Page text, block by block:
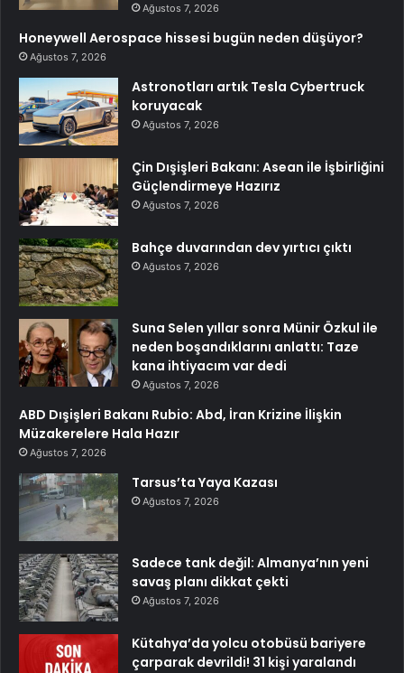
Ağustos 7, 2026
Honeywell Aerospace hissesi bugün neden düşüyor?
Ağustos 7, 2026
Astronotları artık Tesla Cybertruck
koruyacak
Ağustos 7, 2026
Çin Dışişleri Bakanı: Asean ile İşbirliğini
Güçlendirmeye Hazırız
Ağustos 7, 2026
Bahçe duvarından dev yırtıcı çıktı
Ağustos 7, 2026
Suna Selen yıllar sonra Münir Özkul ile
neden boşandıklarını anlattı: Taze
kana ihtiyacım var dedi
Ağustos 7, 2026
ABD Dışişleri Bakanı Rubio: Abd, İran Krizine İlişkin
Müzakerelere Hala Hazır
Ağustos 7, 2026
Tarsus’ta Yaya Kazası
Ağustos 7, 2026
Sadece tank değil: Almanya’nın yeni
savaş planı dikkat çekti
Ağustos 7, 2026
Kütahya’da yolcu otobüsü bariyere
çarparak devrildi! 31 kişi yaralandı